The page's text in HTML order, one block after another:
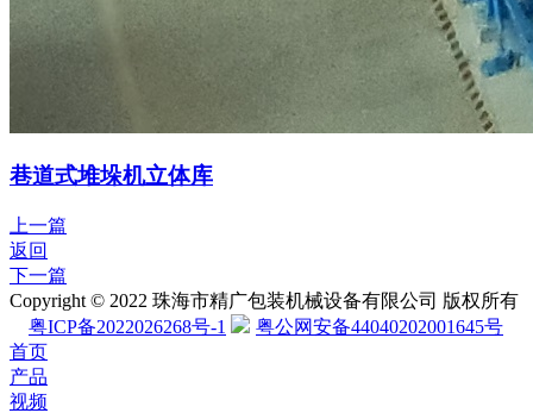
巷道式堆垛机立体库
上一篇
返回
下一篇
Copyright © 2022 珠海市精广包装机械设备有限公司 版权所有
粤ICP备2022026268号-1
粤公网安备44040202001645号
首页
产品
视频